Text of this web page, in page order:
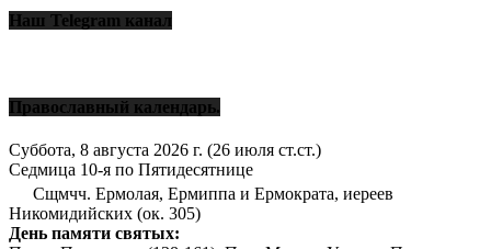
Наш Telegram канал
Православный календарь.
Суббота, 8 августа 2026 г. (26 июля ст.ст.)
Седмица 10-я по Пятидесятнице
Сщмчч. Ермолая, Ермиппа и Ермократа, иереев
Никомидийских (ок. 305)
День памяти святых: